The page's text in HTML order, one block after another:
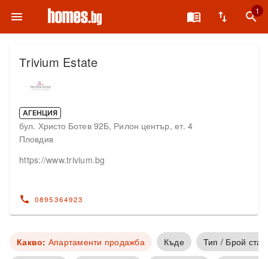
menu menu_book swap_vert search1
Тrivium Estate
АГЕНЦИЯ
бул. Христо Ботев 92Б, Рилон център, ет. 4
Пловдив
https://www.trivium.bg
call 0895364923
Какво: Апартаменти продажба Къде
Тип / Брой стаи